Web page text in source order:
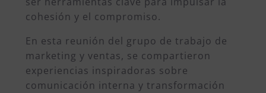
cohesión y el compromiso.
En esta reunión del grupo de trabajo de
marketing y ventas, se compartieron
experiencias inspiradoras sobre
comunicación interna y transformación